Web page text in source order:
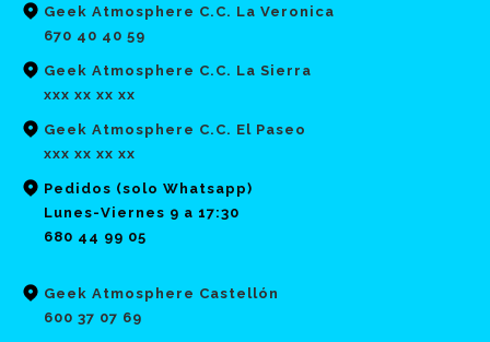
Geek Atmosphere C.C. La Veronica
670 40 40 59
Geek Atmosphere C.C. La Sierra
xxx xx xx xx
Geek Atmosphere C.C. El Paseo
xxx xx xx xx
Pedidos (solo Whatsapp)
Lunes-Viernes 9 a 17:30
680 44 99 05
Geek Atmosphere Castellón
600 37 07 69